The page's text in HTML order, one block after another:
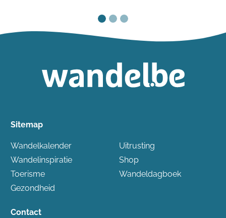
Sitemap
Wandelkalender
Wandelinspiratie
Toerisme
Gezondheid
Uitrusting
Shop
Wandeldagboek
Contact